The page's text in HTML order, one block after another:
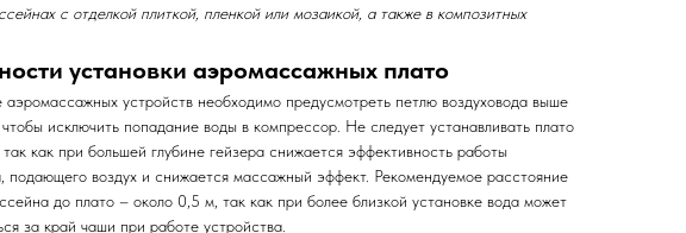
с отделкой плиткой, пленкой или мозаикой, а также в композитных
установки аэромассажных плато
устройств необходимо предусмотреть петлю воздуховода выше
исключить попадание воды в компрессор. Не следует устанавливать плато
как при большей глубине гейзера снижается эффективность работы
подающего воздух и снижается массажный эффект. Рекомендуемое расстояние
до плато – около 0,5 м, так как при более близкой установке вода может
за край чаши при работе устройства.